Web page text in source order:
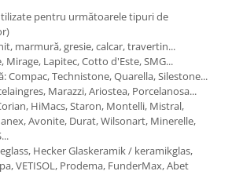
pentru următoarele tipuri de
marmură, gresie, calcar, travertin...
Mirage, Lapitec, Cotto d'Este, SMG...
Compac, Technistone, Quarella, Silestone...
Marazzi, Ariostea, Porcelanosa...
HiMacs, Staron, Montelli, Mistral,
Avonite, Durat, Wilsonart, Minerelle,
Hecker Glaskeramik / keramikglas,
VETISOL, Prodema, FunderMax, Abet